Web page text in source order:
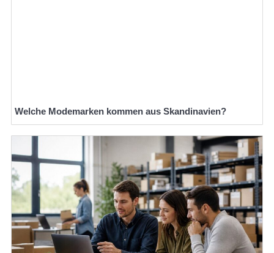
Welche Modemarken kommen aus Skandinavien?